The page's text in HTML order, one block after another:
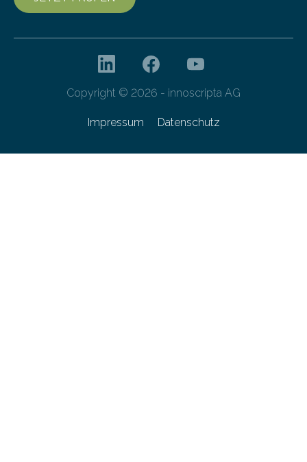
Copyright © 2026 - innoscripta AG
Impressum Datenschutz